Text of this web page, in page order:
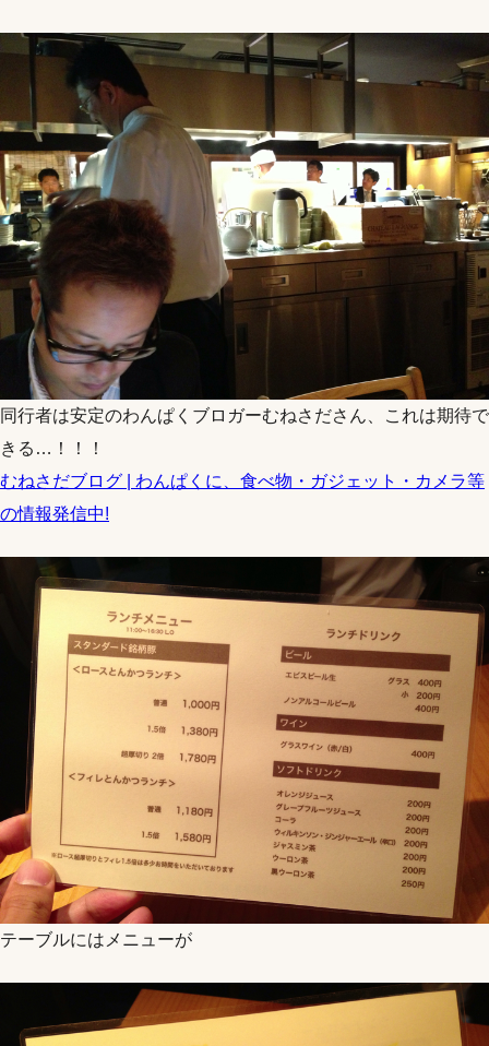
同行者は安定のわんぱくブロガーむねさださん、これは期待で
きる…！！！
むねさだブログ | わんぱくに、食べ物・ガジェット・カメラ等
の情報発信中!
テーブルにはメニューが